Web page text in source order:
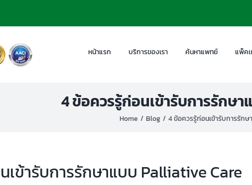
หน้าแรก บริการของเรา ค้นหาแพทย์ แพ็คเ
4 ข้อควรรู้ก่อนเข้ารับการรักษ
Home Blog 4 ข้อควรรู้ก่อนเข้ารับการรัก
เข้ารับการรักษาแบบ Palliative Care